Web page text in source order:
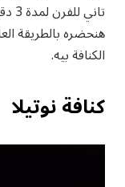
هنحضره بالطريقة
الكنافة بيه.
كنافة نوتيلا